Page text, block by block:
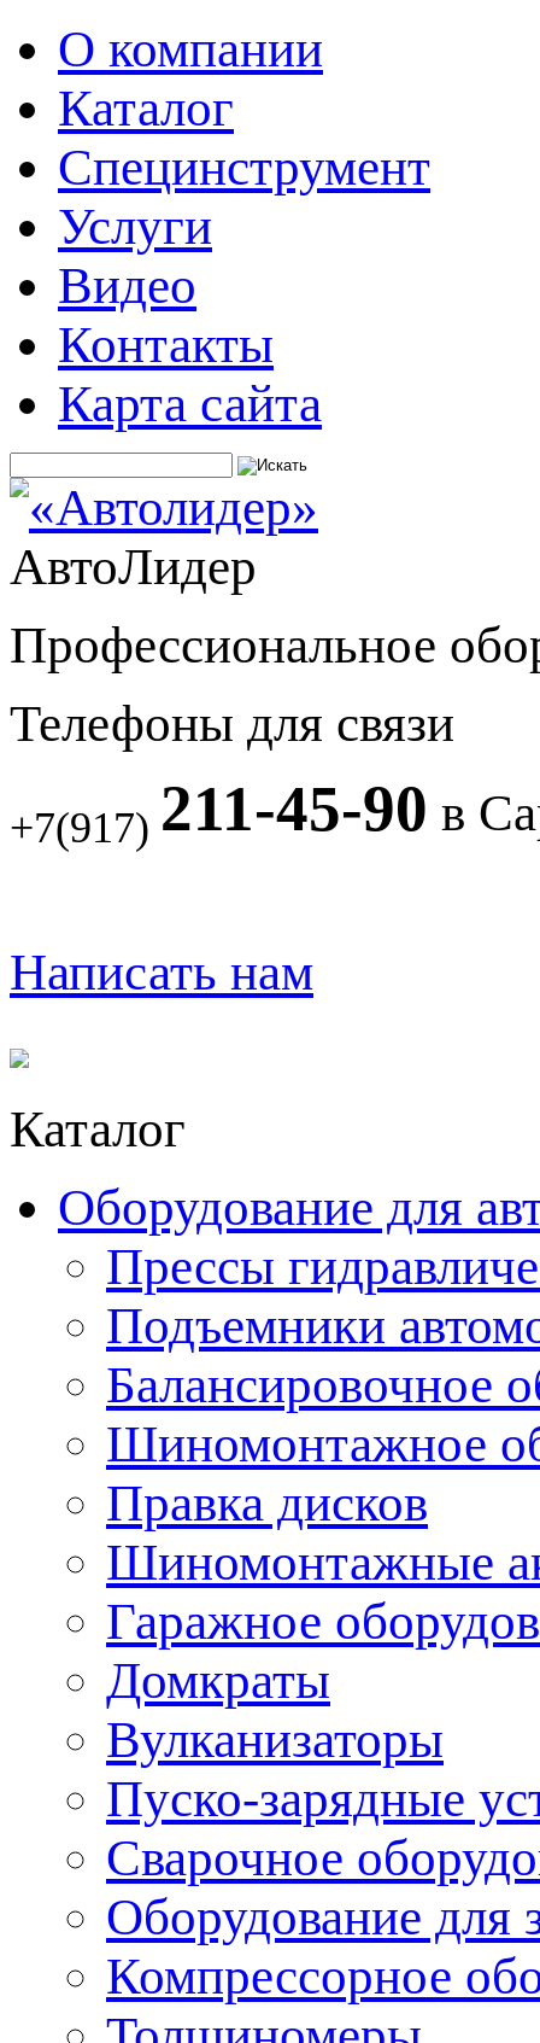
О компании
Каталог
Специнструмент
Услуги
Видео
Контакты
Карта сайта
АвтоЛидер
Профессиональное
Телефоны для связи
+7(917) 211-45-90 в
Написать нам
Каталог
Оборудование для
Прессы
Подъемники
Балансировочное
Шиномонтажное
Правка дисков
Шиномонтажные
Гаражное
Домкраты
Вулканизаторы
Пуско-зарядные
Сварочное
Оборудование для
Компрессорное